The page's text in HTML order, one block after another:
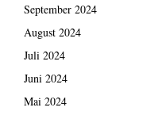
September 2024
August 2024
Juli 2024
Juni 2024
Mai 2024